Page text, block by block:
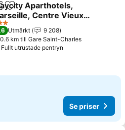
Lägg till i Mina Favoriter
Aparthotels,
Centre Vieux
Utmärkt
9 208
0.6 km till Gare Saint-Charles
Fullt utrustade pentryn
Se priser